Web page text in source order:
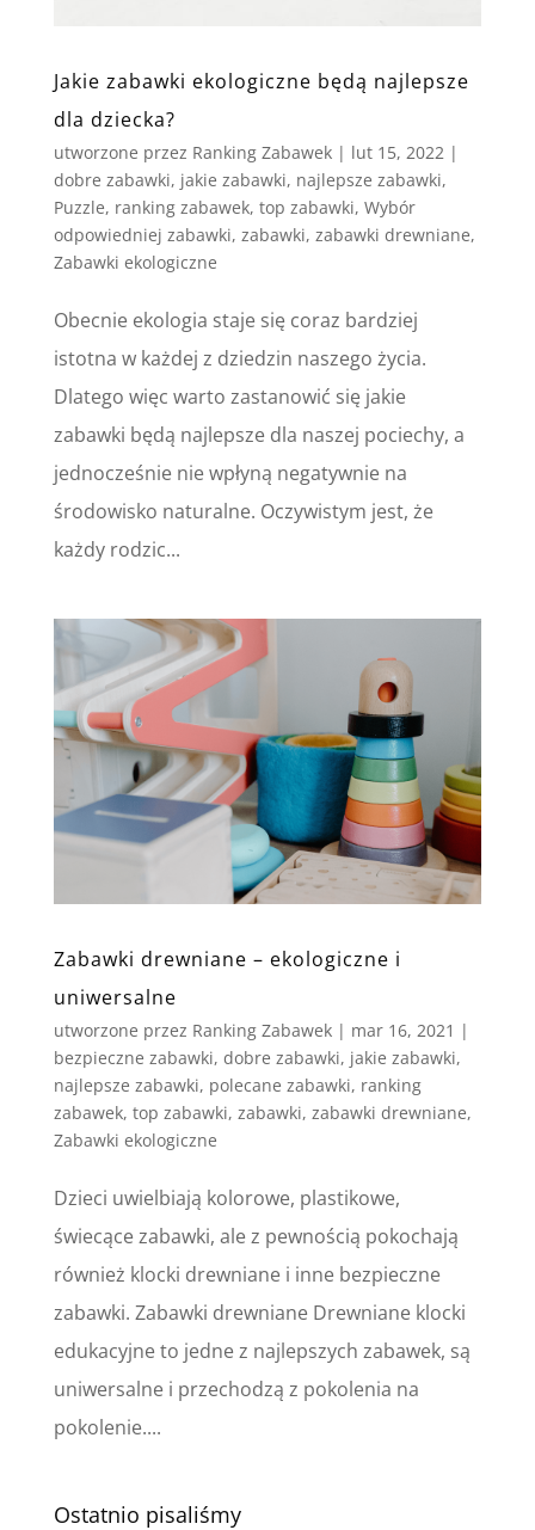
Jakie zabawki ekologiczne będą najlepsze
dla dziecka?
utworzone przez Ranking Zabawek| lut 15, 2022 |
dobre zabawki, jakie zabawki, najlepsze zabawki,
Puzzle, ranking zabawek, top zabawki, Wybór
odpowiedniej zabawki, zabawki, zabawki drewniane,
Zabawki ekologiczne
Obecnie ekologia staje się coraz bardziej
istotna w każdej z dziedzin naszego życia.
Dlatego więc warto zastanowić się jakie
zabawki będą najlepsze dla naszej pociechy, a
jednocześnie nie wpłyną negatywnie na
środowisko naturalne. Oczywistym jest, że
każdy rodzic...
Zabawki drewniane – ekologiczne i
uniwersalne
utworzone przez Ranking Zabawek| mar 16, 2021 |
bezpieczne zabawki, dobre zabawki, jakie zabawki,
najlepsze zabawki, polecane zabawki, ranking
zabawek, top zabawki, zabawki, zabawki drewniane,
Zabawki ekologiczne
Dzieci uwielbiają kolorowe, plastikowe,
świecące zabawki, ale z pewnością pokochają
również klocki drewniane i inne bezpieczne
zabawki. Zabawki drewniane Drewniane klocki
edukacyjne to jedne z najlepszych zabawek, są
uniwersalne i przechodzą z pokolenia na
pokolenie....
Ostatnio pisaliśmy